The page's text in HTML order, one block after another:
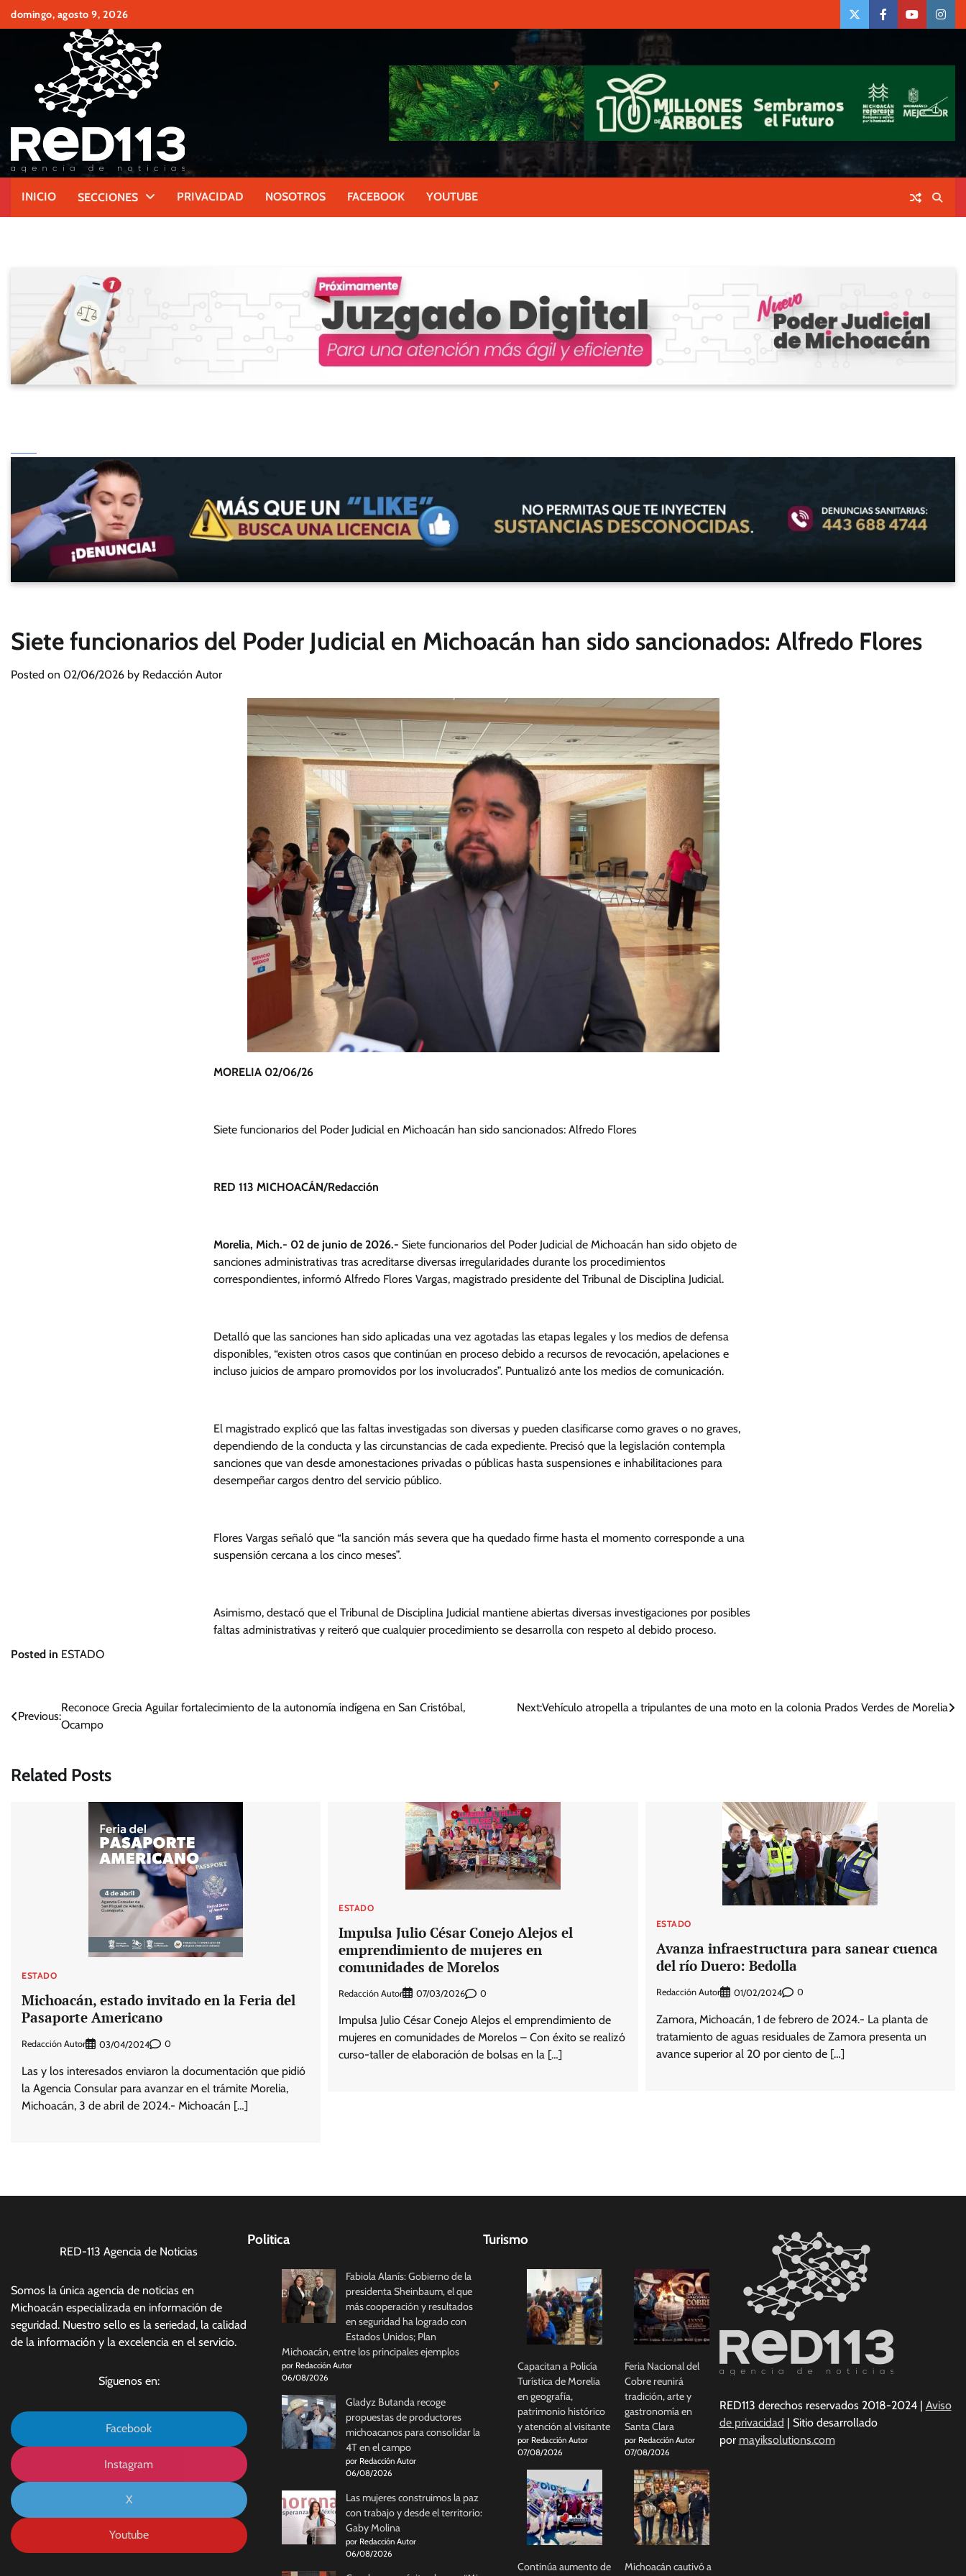
Skipdomingo, agosto 9, 2026
twiter Face Youtubeinsta
INICIO SECCIONES PRIVACIDAD NOSOTROS FACEBOOK YOUTUBE
Siete funcionarios del Poder Judicial en Michoacán han sido sancionados: Alfredo Flores
Posted on 02/06/2026 by Redacción Autor
MORELIA 02/06/26
Siete funcionarios del Poder Judicial en Michoacán han sido sancionados: Alfredo Flores
RED 113 MICHOACÁN/Redacción
Morelia, Mich.- 02 de junio de 2026.- Siete funcionarios del Poder Judicial de Michoacán han sido objeto de
sanciones administrativas tras acreditarse diversas irregularidades durante los procedimientos
correspondientes, informó Alfredo Flores Vargas, magistrado presidente del Tribunal de Disciplina Judicial.
Detalló que las sanciones han sido aplicadas una vez agotadas las etapas legales y los medios de defensa
disponibles, “existen otros casos que continúan en proceso debido a recursos de revocación, apelaciones e
incluso juicios de amparo promovidos por los involucrados”. Puntualizó ante los medios de comunicación.
El magistrado explicó que las faltas investigadas son diversas y pueden clasificarse como graves o no graves,
dependiendo de la conducta y las circunstancias de cada expediente. Precisó que la legislación contempla
sanciones que van desde amonestaciones privadas o públicas hasta suspensiones e inhabilitaciones para
desempeñar cargos dentro del servicio público.
Flores Vargas señaló que “la sanción más severa que ha quedado firme hasta el momento corresponde a una
suspensión cercana a los cinco meses”.
Asimismo, destacó que el Tribunal de Disciplina Judicial mantiene abiertas diversas investigaciones por posibles
faltas administrativas y reiteró que cualquier procedimiento se desarrolla con respeto al debido proceso.
Posted in ESTADO
Navegación
Previous:
Reconoce Grecia Aguilar fortalecimiento de la autonomía indígena en San Cristóbal,
Ocampo
Next:Vehículo atropella a tripulantes de una moto en la colonia Prados Verdes de Morelia
Related Posts
ESTADO
Michoacán, estado invitado en la Feria del
Pasaporte Americano
Redacción Autor 03/04/2024 0
Las y los interesados enviaron la documentación que pidió
la Agencia Consular para avanzar en el trámite Morelia,
Michoacán, 3 de abril de 2024.- Michoacán […]
ESTADO
Impulsa Julio César Conejo Alejos el
emprendimiento de mujeres en
comunidades de Morelos
Redacción Autor 07/03/2026 0
Impulsa Julio César Conejo Alejos el emprendimiento de
mujeres en comunidades de Morelos – Con éxito se realizó
curso-taller de elaboración de bolsas en la […]
ESTADO
Avanza infraestructura para sanear cuenca
del río Duero: Bedolla
Redacción Autor 01/02/2024 0
Zamora, Michoacán, 1 de febrero de 2024.- La planta de
tratamiento de aguas residuales de Zamora presenta un
avance superior al 20 por ciento de […]
RED-113 Agencia de Noticias
Somos la única agencia de noticias en
Michoacán especializada en información de
seguridad. Nuestro sello es la seriedad, la calidad
de la información y la excelencia en el servicio.
Síguenos en:
Facebook
Instagram
X
Youtube
Politica
Fabiola Alanís: Gobierno de la
presidenta Sheinbaum, el que
más cooperación y resultados
en seguridad ha logrado con
Estados Unidos; Plan
Michoacán, entre los principales ejemplos
por Redacción Autor
06/08/2026
Gladyz Butanda recoge
propuestas de productores
michoacanos para consolidar la
4T en el campo
por Redacción Autor
06/08/2026
Las mujeres construimos la paz
con trabajo y desde el territorio:
Gaby Molina
por Redacción Autor
06/08/2026
Turismo
Capacitan a Policía
Turística de Morelia
en geografía,
patrimonio histórico
y atención al visitante
por Redacción Autor
07/08/2026
Feria Nacional del
Cobre reunirá
tradición, arte y
gastronomía en
Santa Clara
por Redacción Autor
07/08/2026
Continúa aumento de
Michoacán cautivó a
RED113 derechos reservados 2018-2024 | Aviso
de privacidad | Sitio desarrollado
por mayiksolutions.com